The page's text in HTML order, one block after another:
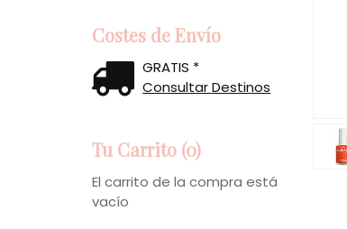
Costes de Envío
GRATIS *
Consultar Destinos
Tu Carrito (0)
El carrito de la compra está
vacío